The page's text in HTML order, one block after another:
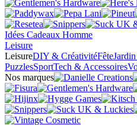
Idées Cadeaux Homme
Leisure
LeisureDIY & CréativitéFête
PuzzlesSportTech & Accessoires
Nos marques